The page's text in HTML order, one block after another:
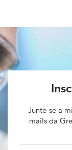
Junte-se a
mails da